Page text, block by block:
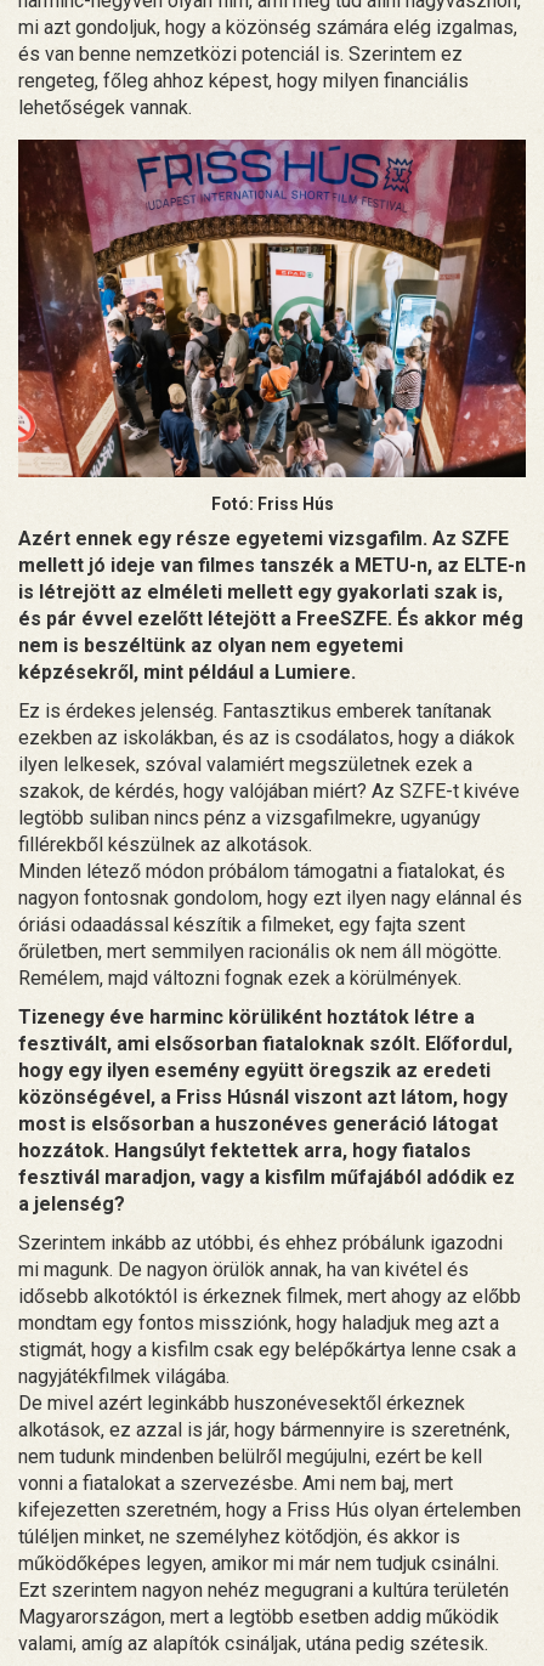
mi azt gondoljuk, hogy a közönség számára elég izgalmas,
és van benne nemzetközi potenciál is. Szerintem ez
rengeteg, főleg ahhoz képest, hogy milyen financiális
lehetőségek vannak.
Fotó: Friss Hús
Azért ennek egy része egyetemi vizsgafilm. Az SZFE
mellett jó ideje van filmes tanszék a METU-n, az ELTE-n
is létrejött az elméleti mellett egy gyakorlati szak is,
és pár évvel ezelőtt létejött a FreeSZFE. És akkor még
nem is beszéltünk az olyan nem egyetemi
képzésekről, mint például a Lumiere.
Ez is érdekes jelenség. Fantasztikus emberek tanítanak
ezekben az iskolákban, és az is csodálatos, hogy a diákok
ilyen lelkesek, szóval valamiért megszületnek ezek a
szakok, de kérdés, hogy valójában miért? Az SZFE-t kivéve
legtöbb suliban nincs pénz a vizsgafilmekre, ugyanúgy
fillérekből készülnek az alkotások.
Minden létező módon próbálom támogatni a fiatalokat, és
nagyon fontosnak gondolom, hogy ezt ilyen nagy elánnal és
óriási odaadással készítik a filmeket, egy fajta szent
őrületben, mert semmilyen racionális ok nem áll mögötte.
Remélem, majd változni fognak ezek a körülmények.
Tizenegy éve harminc körüliként hoztátok létre a
fesztivált, ami elsősorban fiataloknak szólt. Előfordul,
hogy egy ilyen esemény együtt öregszik az eredeti
közönségével, a Friss Húsnál viszont azt látom, hogy
most is elsősorban a huszonéves generáció látogat
hozzátok. Hangsúlyt fektettek arra, hogy fiatalos
fesztivál maradjon, vagy a kisfilm műfajából adódik ez
a jelenség?
Szerintem inkább az utóbbi, és ehhez próbálunk igazodni
mi magunk. De nagyon örülök annak, ha van kivétel és
idősebb alkotóktól is érkeznek filmek, mert ahogy az előbb
mondtam egy fontos missziónk, hogy haladjuk meg azt a
stigmát, hogy a kisfilm csak egy belépőkártya lenne csak a
nagyjátékfilmek világába.
De mivel azért leginkább huszonévesektől érkeznek
alkotások, ez azzal is jár, hogy bármennyire is szeretnénk,
nem tudunk mindenben belülről megújulni, ezért be kell
vonni a fiatalokat a szervezésbe. Ami nem baj, mert
kifejezetten szeretném, hogy a Friss Hús olyan értelemben
túléljen minket, ne személyhez kötődjön, és akkor is
működőképes legyen, amikor mi már nem tudjuk csinálni.
Ezt szerintem nagyon nehéz megugrani a kultúra területén
Magyarországon, mert a legtöbb esetben addig működik
valami, amíg az alapítók csináljak, utána pedig szétesik.